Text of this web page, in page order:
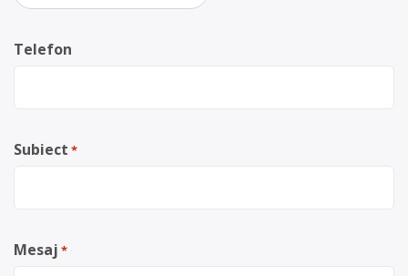
Telefon
Subiect *
Mesaj *